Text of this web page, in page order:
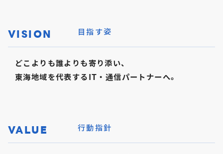
VISION 目指す姿
どこよりも誰よりも寄り添い、
東海地域を代表するIT・通信パートナーへ。
VALUE 行動指針